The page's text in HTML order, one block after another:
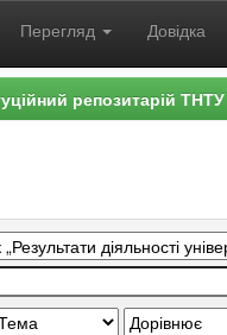
Перегляд Довідка
репозитарій